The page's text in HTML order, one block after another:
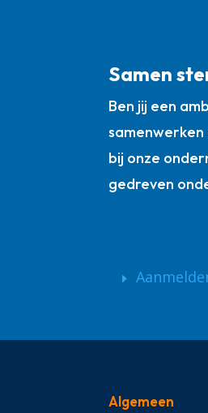
Samen
Ben jij een
samenwerken
bij onze
gedreven
Algemeen